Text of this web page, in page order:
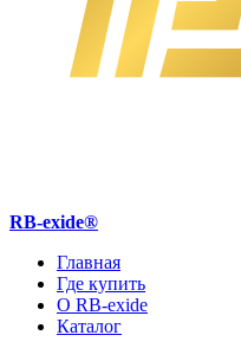
RB-exide®
Главная
Где купить
О RB-exide
Каталог